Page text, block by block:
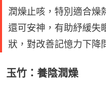
潤燥止咳，特別適合燥
還可安神，有助紓緩失
狀，對改善記憶力下降
玉竹：養陰潤燥